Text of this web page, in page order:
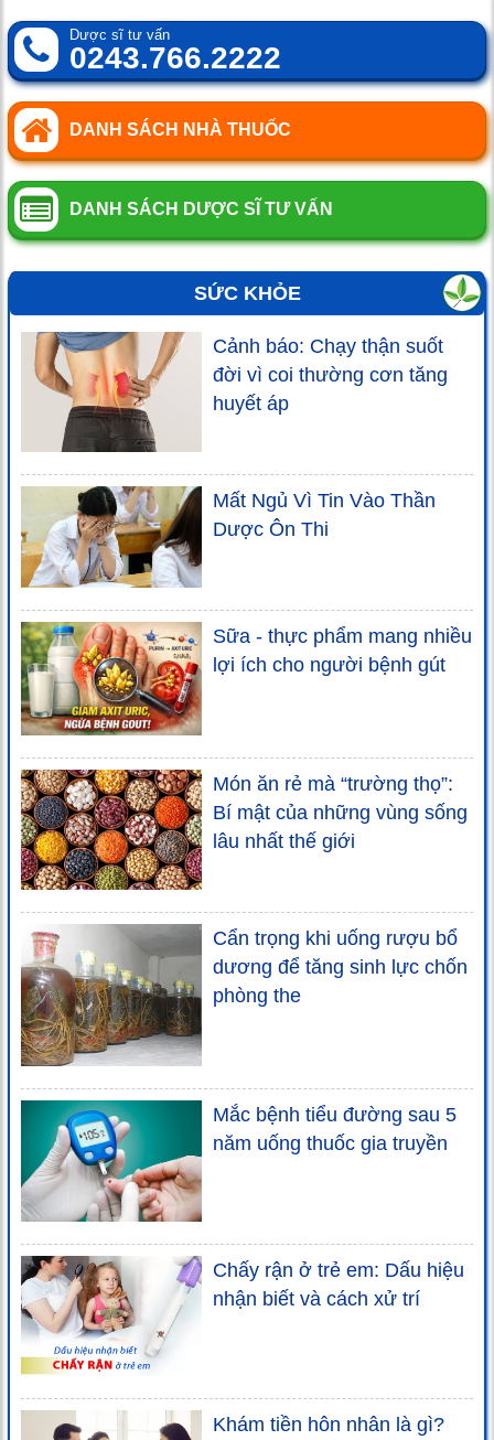
Dược sĩ tư vấn
0243.766.2222
DANH SÁCH NHÀ THUỐC
DANH SÁCH DƯỢC SĨ TƯ VẤN
SỨC KHỎE
Cảnh báo: Chạy thận suốt
đời vì coi thường cơn tăng
huyết áp
Mất Ngủ Vì Tin Vào Thần
Dược Ôn Thi
Sữa - thực phẩm mang nhiều
lợi ích cho người bệnh gút
Món ăn rẻ mà “trường thọ”:
Bí mật của những vùng sống
lâu nhất thế giới
Cẩn trọng khi uống rượu bổ
dương để tăng sinh lực chốn
phòng the
Mắc bệnh tiểu đường sau 5
năm uống thuốc gia truyền
Chấy rận ở trẻ em: Dấu hiệu
nhận biết và cách xử trí
Khám tiền hôn nhân là gì?